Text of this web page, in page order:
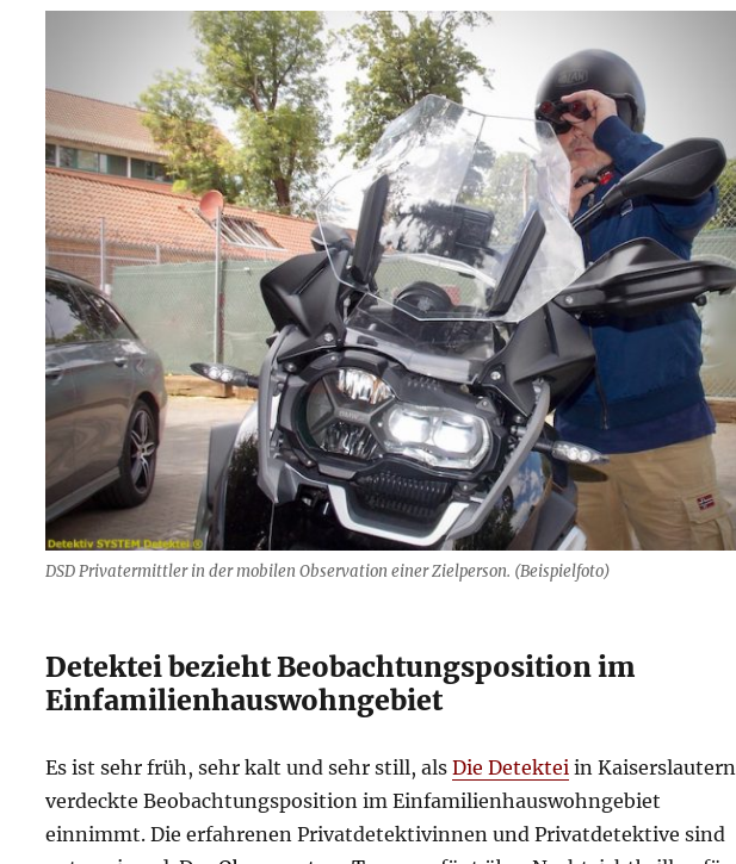
DSD Privatermittler in der mobilen Observation einer Zielperson. (Beispielfoto)
Detektei bezieht Beobachtungsposition im
Einfamilienhauswohngebiet
Es ist sehr früh, sehr kalt und sehr still, als Die Detektei in Kaiserslautern
verdeckte Beobachtungsposition im Einfamilienhauswohngebiet
einnimmt. Die erfahrenen Privatdetektivinnen und Privatdetektive sind